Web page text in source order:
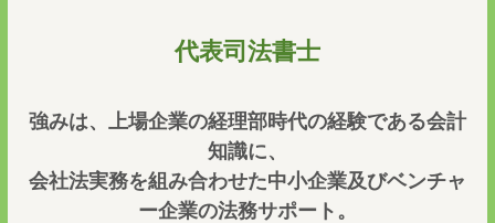
代表司法書士
強みは、上場企業の経理部時代の経験である会計
知識に、
会社法実務を組み合わせた中小企業及びベンチャ
ー企業の法務サポート。